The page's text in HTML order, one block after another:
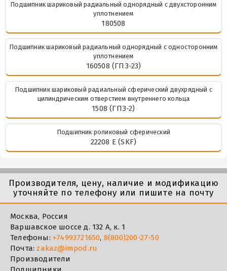
Подшипник шариковый радиальный однорядный с двухсторонним
уплотнением
180508
Подшипник шариковый радиальный однорядный с односторонним
уплотнением
160508 (ГПЗ-23)
Подшипник шариковый радиальный сферический двухрядный с
цилиндрическим отверстием внутреннего кольца
1508 (ГПЗ-2)
Подшипник роликовый сферический
22208 E (SKF)
Производителя, цену, наличие и модификацию
уточняйте по телефону или пишите на почту
Москва, Россия
Варшавское шоссе д. 132 А, к. 1
Телефоны: +74993721650, 8(800)200-27-50
Почта:zakaz@impod.ru
Производители